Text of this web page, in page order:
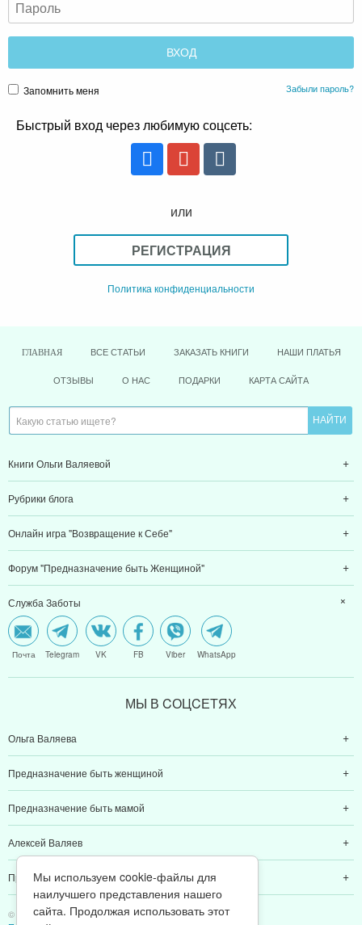
Запомнить меня Забыли пароль?
Быстрый вход через любимую соцсеть:
или
РЕГИСТРАЦИЯ
Политика конфиденциальности
ГЛАВНАЯ ВСЕ СТАТЬИ ЗАКАЗАТЬ КНИГИ НАШИ ПЛАТЬЯ
ОТЗЫВЫ О НАС ПОДАРКИ КАРТА САЙТА
Книги Ольги Валяевой
Рубрики блога
Онлайн игра "Возвращение к Себе"
Форум "Предназначение быть Женщиной"
Служба Заботы
Почта Telegram VK FB Viber WhatsApp
МЫ В CОЦCЕТЯХ
Ольга Валяева
Предназначение быть женщиной
Предназначение быть мамой
Алексей Валяев
Предназначение быть папой
© 2011-2026 Предназначение быть Женщиной
Мы используем cookie-файлы для
наилучшего представления нашего
сайта. Продолжая использовать этот